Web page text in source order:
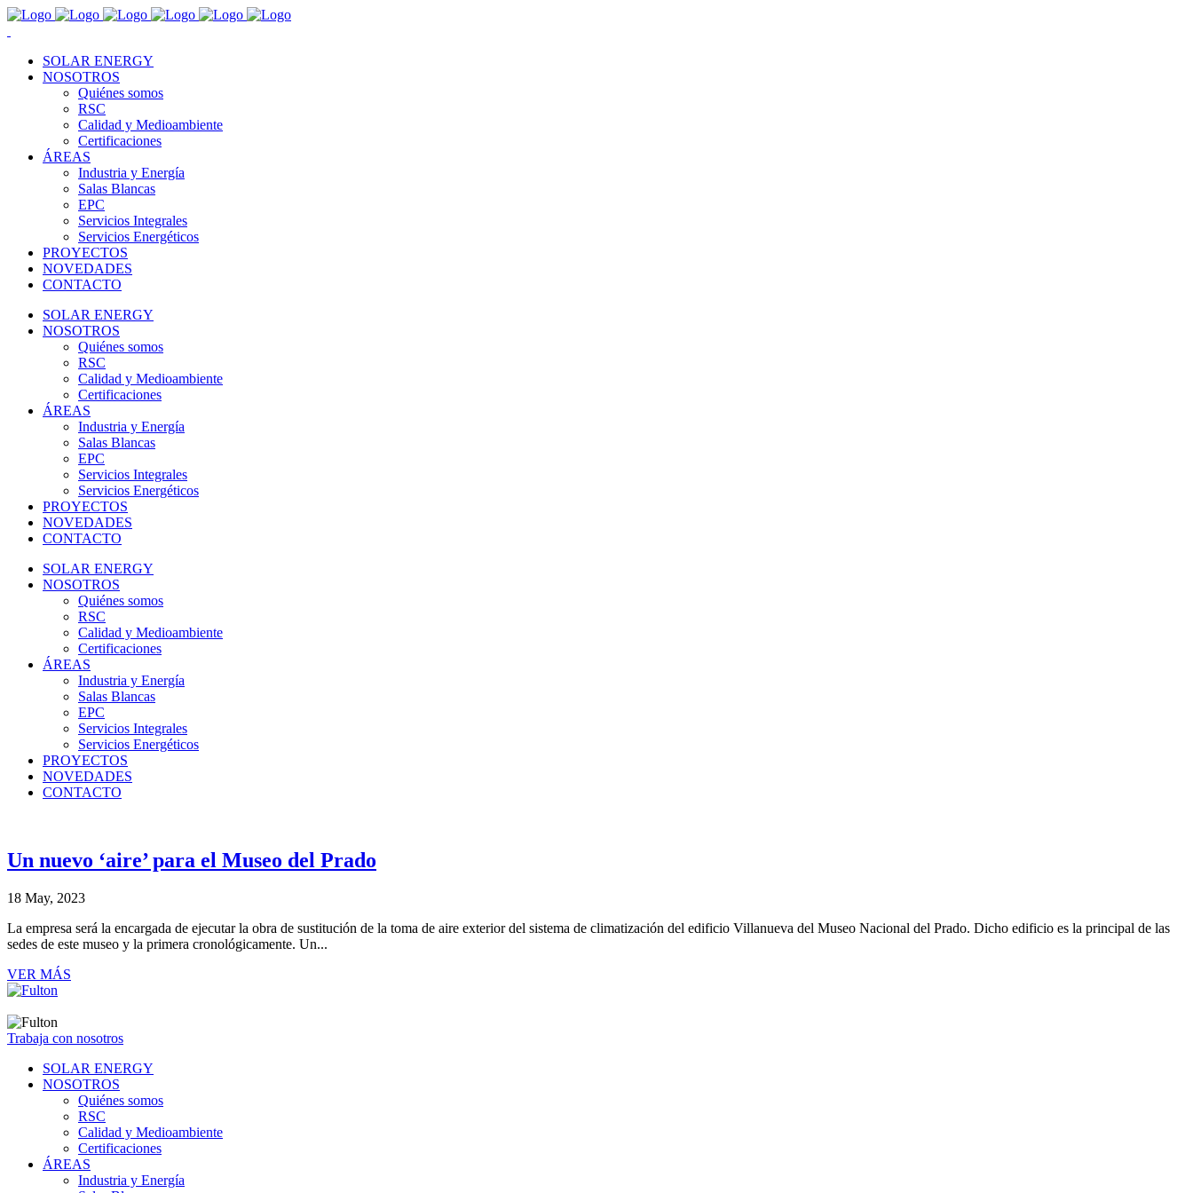
SOLAR ENERGY
NOSOTROS
Quiénes somos
RSC
Calidad y Medioambiente
Certificaciones
ÁREAS
Industria y Energía
Salas Blancas
EPC
Servicios Integrales
Servicios Energéticos
PROYECTOS
NOVEDADES
CONTACTO
SOLAR ENERGY
NOSOTROS
Quiénes somos
RSC
Calidad y Medioambiente
Certificaciones
ÁREAS
Industria y Energía
Salas Blancas
EPC
Servicios Integrales
Servicios Energéticos
PROYECTOS
NOVEDADES
CONTACTO
SOLAR ENERGY
NOSOTROS
Quiénes somos
RSC
Calidad y Medioambiente
Certificaciones
ÁREAS
Industria y Energía
Salas Blancas
EPC
Servicios Integrales
Servicios Energéticos
PROYECTOS
NOVEDADES
CONTACTO
Un nuevo ‘aire’ para el Museo del Prado
18 May, 2023
La empresa será la encargada de ejecutar la obra de sustitución de la toma de aire exterior del sistema de climatización del edificio Villanueva del Museo Nacional del Prado. Dicho edificio es la principal de las
sedes de este museo y la primera cronológicamente. Un...
VER MÁS
Trabaja con nosotros
SOLAR ENERGY
NOSOTROS
Quiénes somos
RSC
Calidad y Medioambiente
Certificaciones
ÁREAS
Industria y Energía